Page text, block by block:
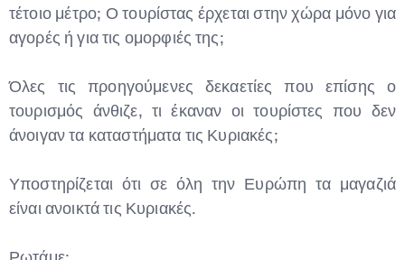
τέτοιο μέτρο; Ο τουρίστας έρχεται στην χώρα μόνο για
αγορές ή για τις ομορφιές της;
Όλες τις προηγούμενες δεκαετίες που επίσης ο
τουρισμός άνθιζε, τι έκαναν οι τουρίστες που δεν
άνοιγαν τα καταστήματα τις Κυριακές;
Υποστηρίζεται ότι σε όλη την Ευρώπη τα μαγαζιά
είναι ανοικτά τις Κυριακές.